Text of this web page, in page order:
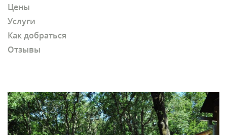
Цены
Услуги
Как добраться
Отзывы